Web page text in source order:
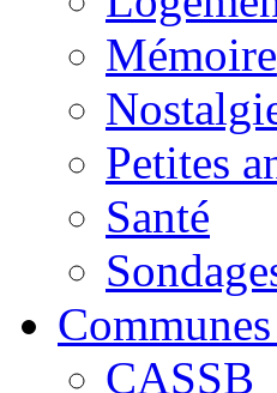
Mémoire
Petites
Santé
CASSB